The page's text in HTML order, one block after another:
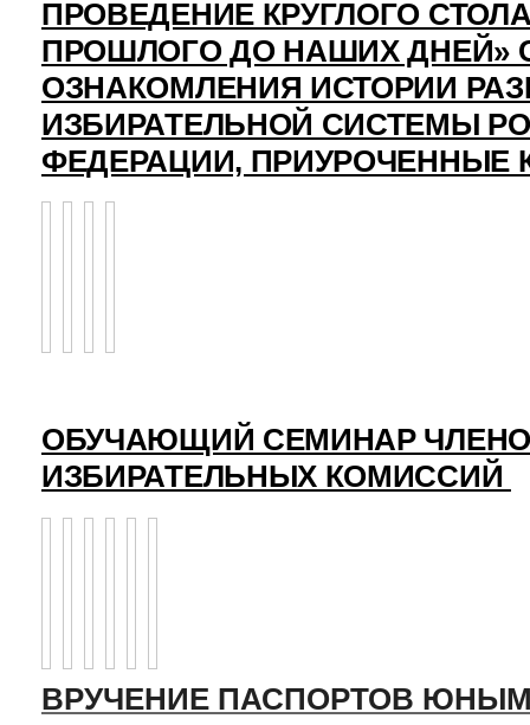
ПРОВЕДЕНИЕ КРУГЛОГО
ПРОШЛОГО ДО НАШИХ ДНЕЙ»
ОЗНАКОМЛЕНИЯ ИСТОРИИ
ИЗБИРАТЕЛЬНОЙ СИСТЕМЫ
ФЕДЕРАЦИИ, ПРИУРОЧЕННЫЕ
ОБУЧАЮЩИЙ СЕМИНАР
ИЗБИРАТЕЛЬНЫХ КОМИССИЙ
ВРУЧЕНИЕ ПАСПОРТОВ